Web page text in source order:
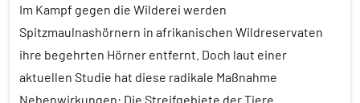
Kommunikation
Säugetiere
Sozialverhalten
Im Kampf gegen die Wilderei werden
Spitzmaulnashörnern in afrikanischen Wildreservaten
ihre begehrten Hörner entfernt. Doch laut einer
aktuellen Studie hat diese radikale Maßnahme
Nebenwirkungen: Die Streifgebiete der Tiere